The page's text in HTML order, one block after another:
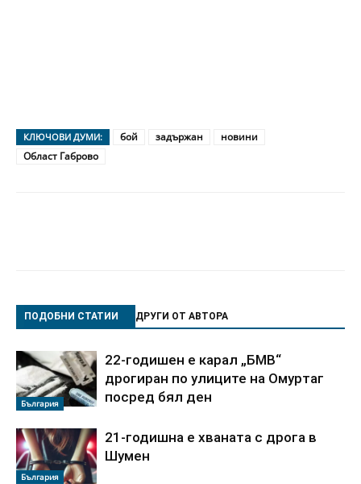
КЛЮЧОВИ ДУМИ: бой задържан
новини
Област Габрово
ПОДОБНИ СТАТИИ ДРУГИ ОТ АВТОРА
България
22-годишен е карал „БМВ“
дрогиран по улиците на Омуртаг
посред бял ден
България
21-годишна е хваната с дрога в
Шумен